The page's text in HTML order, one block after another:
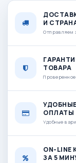
И
Отправляем
ТОВАРА
ОПЛАТЫ
Удобные
ON-LINE
ЗА 5